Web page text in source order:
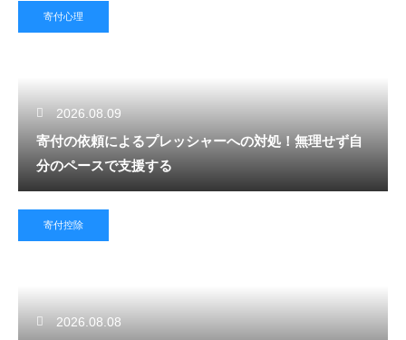
寄付心理
2026.08.09
寄付の依頼によるプレッシャーへの対処！無理せず自
分のペースで支援する
寄付控除
2026.08.08